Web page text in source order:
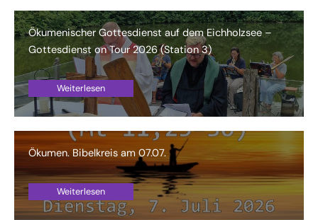
Ökumenischer Gottesdienst auf dem Eichholzsee –
Gottesdienst on Tour 2026 (Station 3)
Weiterlesen
Ökumen. Bibelkreis am 07.07.
Weiterlesen